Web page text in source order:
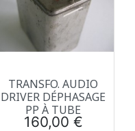
TRANSFO. AUDIO
DRIVER DÉPHASAGE
PP À TUBE
Prix
160,00 €